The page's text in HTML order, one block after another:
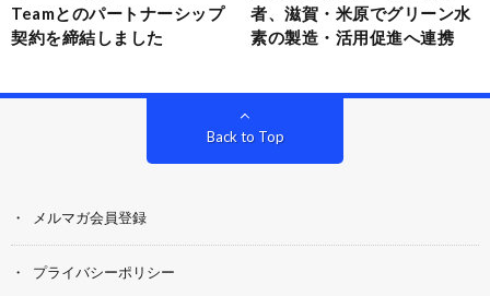
Teamとのパートナーシップ
契約を締結しました
者、滋賀・米原でグリーン水
素の製造・活用促進へ連携
Back to Top
メルマガ会員登録
プライバシーポリシー